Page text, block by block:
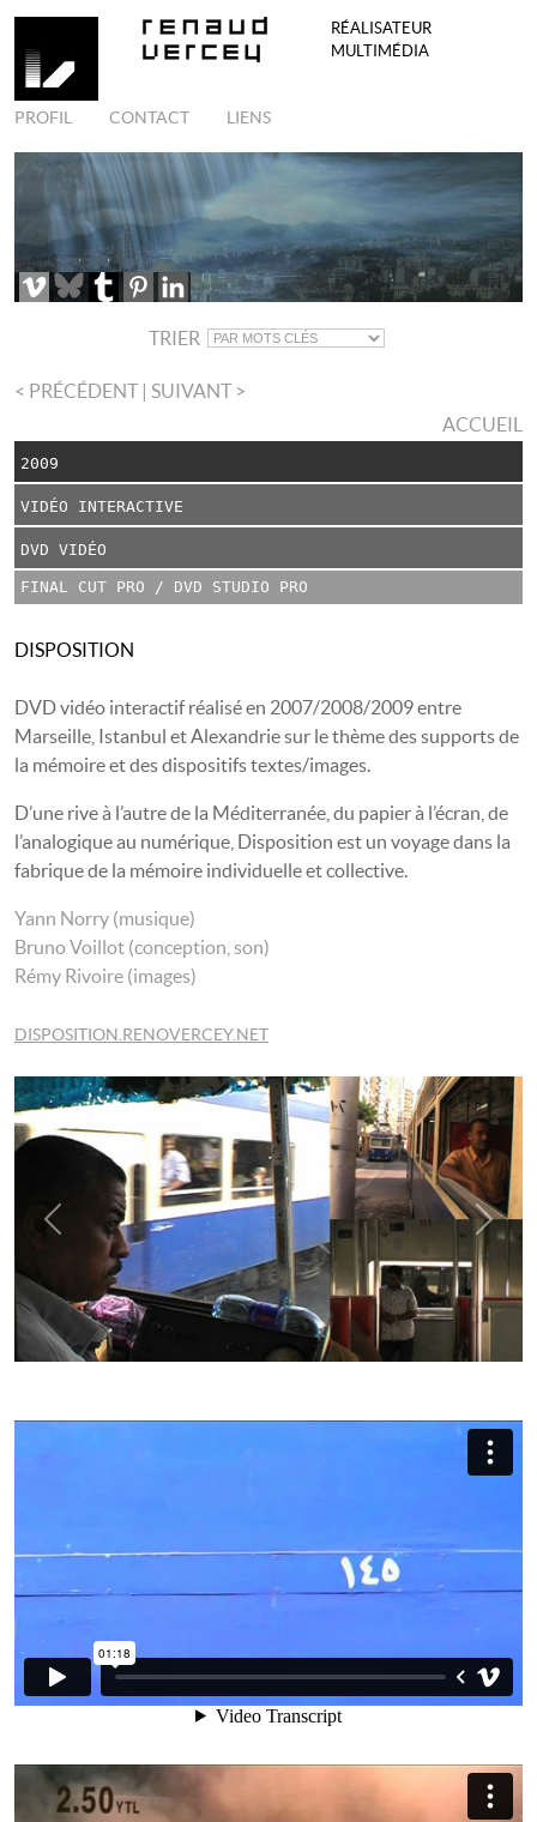
RÉALISATEUR
MULTIMÉDIA
PROFIL CONTACT LIENS
TRIER
< PRÉCÉDENT | SUIVANT >
ACCUEIL
2009
VIDÉO INTERACTIVE
DVD VIDÉO
FINAL CUT PRO / DVD STUDIO PRO
DISPOSITION
DVD vidéo interactif réalisé en 2007/2008/2009 entre
Marseille, Istanbul et Alexandrie sur le thème des supports de
la mémoire et des dispositifs textes/images.
D’une rive à l’autre de la Méditerranée, du papier à l’écran, de
l’analogique au numérique, Disposition est un voyage dans la
fabrique de la mémoire individuelle et collective.
Yann Norry (musique)
Bruno Voillot (conception, son)
Rémy Rivoire (images)
DISPOSITION.RENOVERCEY.NET
Previous Next